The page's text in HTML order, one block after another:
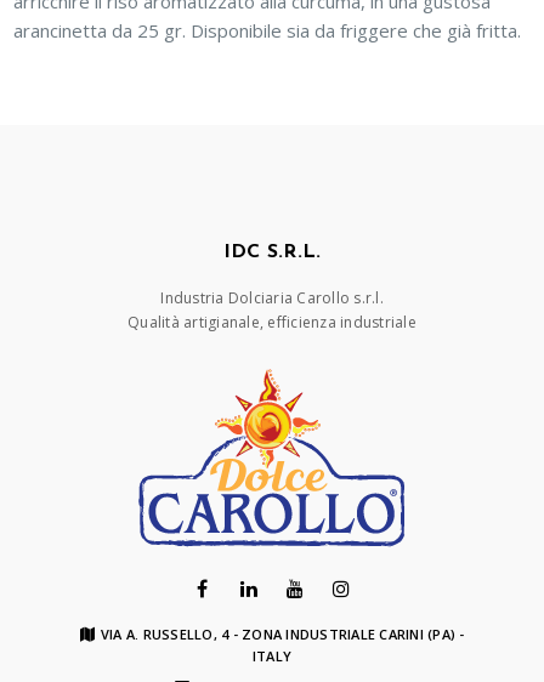
arancinetta da 25 gr. Disponibile sia da friggere che già fritta.
IDC S.R.L.
Industria Dolciaria Carollo s.r.l.
Qualità artigianale, efficienza industriale
VIA A. RUSSELLO, 4 - ZONA INDUSTRIALE CARINI (PA) -
ITALY